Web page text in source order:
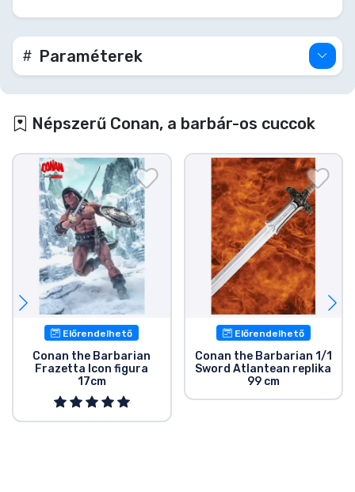
Paraméterek
Népszerű Conan, a barbár-os cuccok
Előrendelhető
Conan the Barbarian
Frazetta Icon figura
17cm
Előrendelhető
Conan the Barbarian 1/1
Sword Atlantean replika
99 cm